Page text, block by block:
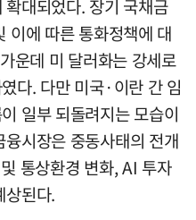
대되었다. 장기 국채금
이에 따른 통화정책에 대
운데 미 달러화는 강세로
다. 다만 미국·이란 간 임
일부 되돌려지는 모습이
시장은 중동사태의 전개
통상환경 변화, AI 투자
상된다.